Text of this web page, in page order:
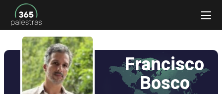
Francisco
Bosco